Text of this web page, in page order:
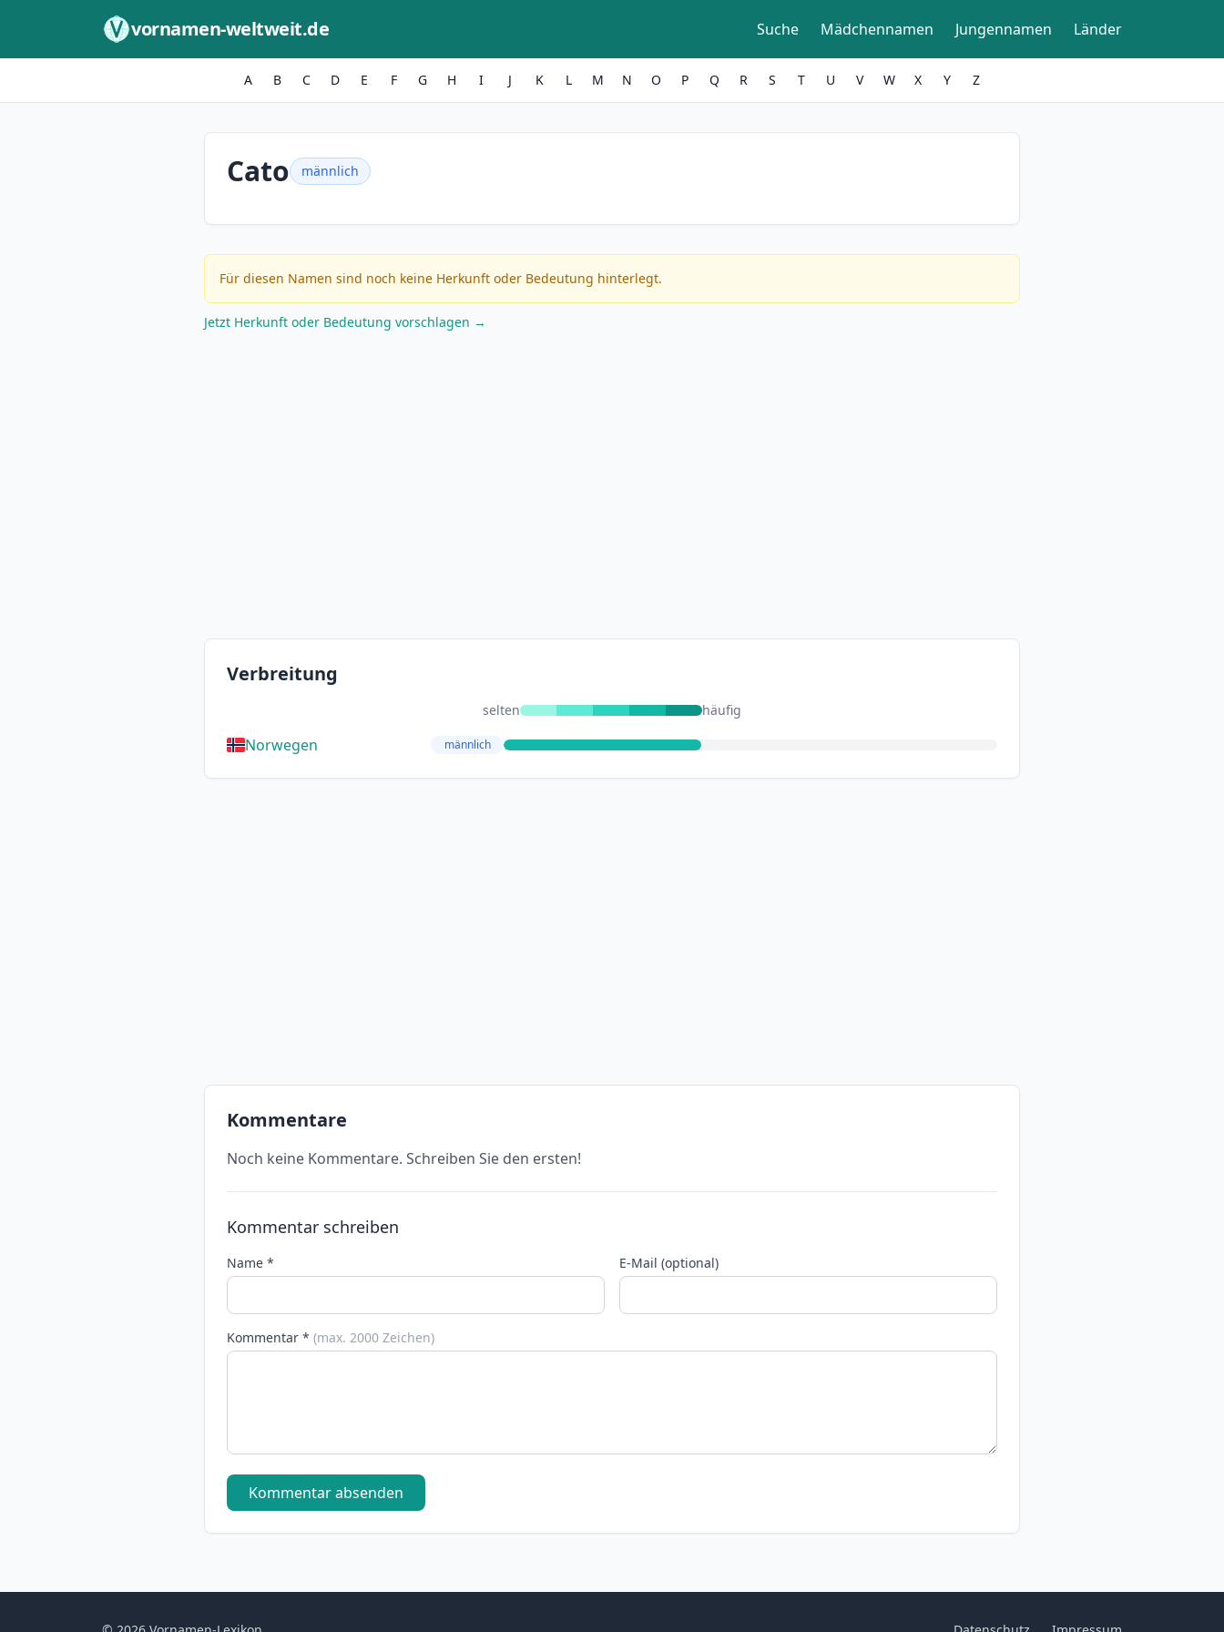
vornamen-weltweit.de Suche Mädchennamen Jungennamen Länder
A B C D E F G H I J K L M N O P Q R S T U V W X Y Z
Cato männlich
Für diesen Namen sind noch keine Herkunft oder Bedeutung hinterlegt.
Jetzt Herkunft oder Bedeutung vorschlagen →
Verbreitung
selten häufig
Norwegen männlich
Kommentare
Noch keine Kommentare. Schreiben Sie den ersten!
Kommentar schreiben
Name * E-Mail (optional)
Kommentar * (max. 2000 Zeichen)
Kommentar absenden